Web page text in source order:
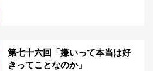
第七十六回「嫌いって本当は好
きってことなのか」